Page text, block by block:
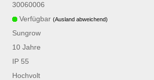
30060006
Verfügbar (Ausland abweichend)
Sungrow
10 Jahre
IP 55
Hochvolt